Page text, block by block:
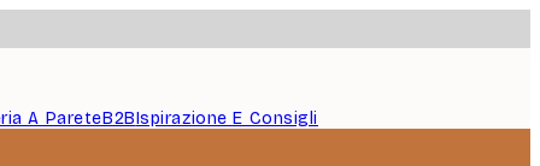
A PareteB2BIspirazione E Consigli